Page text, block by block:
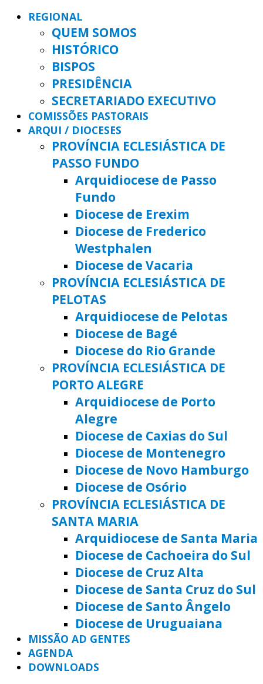
REGIONAL
QUEM SOMOS
HISTÓRICO
BISPOS
PRESIDÊNCIA
SECRETARIADO EXECUTIVO
COMISSÕES PASTORAIS
ARQUI / DIOCESES
PROVÍNCIA ECLESIÁSTICA DE
PASSO FUNDO
Arquidiocese de Passo
Fundo
Diocese de Erexim
Diocese de Frederico
Westphalen
Diocese de Vacaria
PROVÍNCIA ECLESIÁSTICA DE
PELOTAS
Arquidiocese de Pelotas
Diocese de Bagé
Diocese do Rio Grande
PROVÍNCIA ECLESIÁSTICA DE
PORTO ALEGRE
Arquidiocese de Porto
Alegre
Diocese de Caxias do Sul
Diocese de Montenegro
Diocese de Novo Hamburgo
Diocese de Osório
PROVÍNCIA ECLESIÁSTICA DE
SANTA MARIA
Arquidiocese de Santa Maria
Diocese de Cachoeira do Sul
Diocese de Cruz Alta
Diocese de Santa Cruz do Sul
Diocese de Santo Ângelo
Diocese de Uruguaiana
MISSÃO AD GENTES
AGENDA
DOWNLOADS